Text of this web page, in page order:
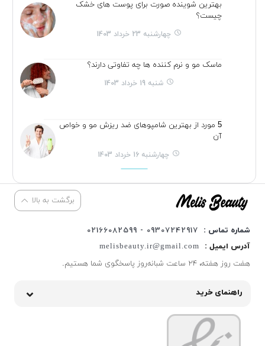
بهترین شوینده صورت برای پوست های خشک
چیست؟
چهارشنبه 23 خرداد 1403
ماسک مو و نرم کننده ها چه تفاوتی دارند؟
شنبه 19 خرداد 1403
5 مورد از بهترین شامپوهای ضد ریزش مو و خواص
آن
چهارشنبه 16 خرداد 1403
برگشت به بالا
شماره تماس :
09307242917 - 02166082599
آدرس ایمیل :
melisbeauty.ir@gmail.com
هفت روز هفته، ۲۴ ساعت شبانه‌روز پاسخگوی شما هستیم.
راهنمای خرید